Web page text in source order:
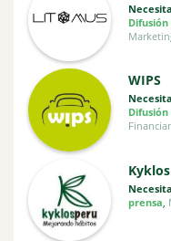
WIPS
prensa